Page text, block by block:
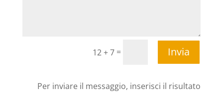
12 + 7 = Invia
Per inviare il messaggio, inserisci il risultato